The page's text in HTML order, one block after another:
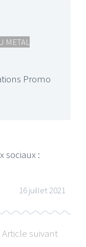
METAL
Promo
sociaux :
16 juillet 2021
Article suivant